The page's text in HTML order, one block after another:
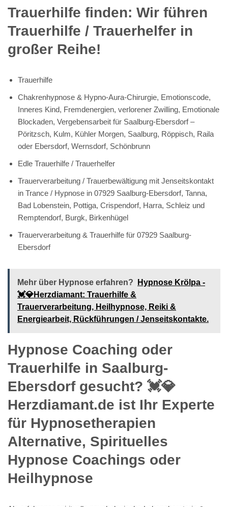
Trauerhilfe finden: Wir führen
Trauerhilfe / Trauerhelfer in
großer Reihe!
Trauerhilfe
Chakrenhypnose & Hypno-Aura-Chirurgie, Emotionscode,
Inneres Kind, Fremdenergien, verlorener Zwilling, Emotionale
Blockaden, Vergebensarbeit für Saalburg-Ebersdorf –
Pöritzsch, Kulm, Kühler Morgen, Saalburg, Röppisch, Raila
oder Ebersdorf, Wernsdorf, Schönbrunn
Edle Trauerhilfe / Trauerhelfer
Trauerverarbeitung / Trauerbewältigung mit Jenseitskontakt
in Trance / Hypnose in 07929 Saalburg-Ebersdorf, Tanna,
Bad Lobenstein, Pottiga, Crispendorf, Harra, Schleiz und
Remptendorf, Burgk, Birkenhügel
Trauerverarbeitung & Trauerhilfe für 07929 Saalburg-
Ebersdorf
Mehr über Hypnose erfahren?
Hypnose Krölpa -
💓️💎Herzdiamant: Trauerhilfe &
Trauerverarbeitung, Heilhypnose, Reiki &
Energiearbeit, Rückführungen / Jenseitskontakte.
Hypnose Coaching oder
Trauerhilfe in Saalburg-
Ebersdorf gesucht? 💓️💎
Herzdiamant.de ist Ihr Experte
für Hypnosetherapien
Alternative, Spirituelles
Hypnose Coachings oder
Heilhypnose